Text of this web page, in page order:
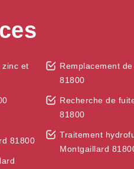
zinc et
81800
Remplacement
81800
Recherche de
81800
Traitement
Montgaillard